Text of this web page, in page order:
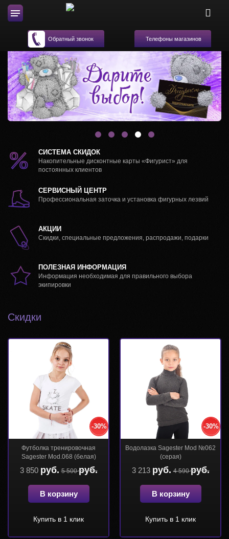
Обратный звонок Телефоны магазинов
СИСТЕМА СКИДОК
Накопительные дисконтные карты «Фигурист» для
постоянных клиентов
СЕРВИСНЫЙ ЦЕНТР
Профессиональная заточка и установка фигурных лезвий
АКЦИИ
Скидки, специальные предложения, распродажи, подарки
ПОЛЕЗНАЯ ИНФОРМАЦИЯ
Информация необходимая для правильного выбора
экипировки
Скидки
-30%
Топ Sagester Mod №074 (белый)
3 843руб. 5 490 руб.
В корзину
-30%
Футболка тренировочная
Sagester Mod.068 (белая)
3 850 руб. 5 500руб.
В корзину
Купить в 1 клик